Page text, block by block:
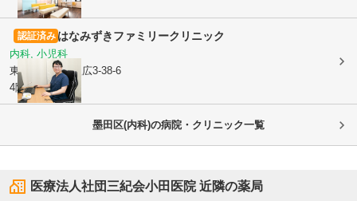
認証済み はなみずきファミリークリニック
内科, 小児科
東京都墨田区八広3-38-6
4階
墨田区(内科)の病院・クリニック一覧
医療法人社団三紀会小田医院近隣の薬局